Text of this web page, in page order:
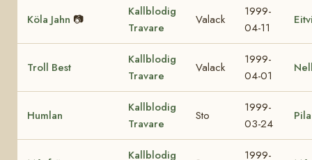
Köla Jahn 📷
Kallblodig
Travare
Valack
1999-
04-11
Troll Best
Kallblodig
Travare
Valack
1999-
04-01
Humlan
Kallblodig
Travare
Sto
1999-
03-24
Kallblodig
1999-